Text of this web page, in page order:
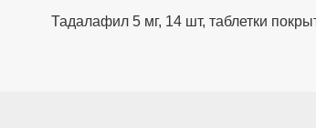
Тадалафил 5 мг, 14 шт, таблетки